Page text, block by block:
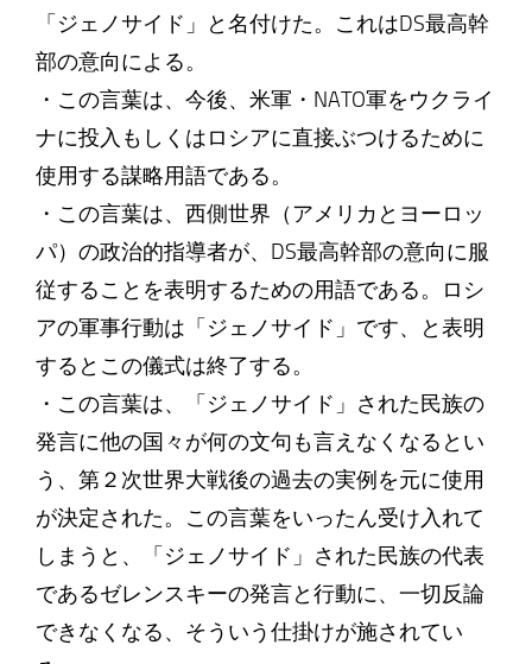
「ジェノサイド」と名付けた。これはDS最高幹
部の意向による。
・この言葉は、今後、米軍・NATO軍をウクライ
ナに投入もしくはロシアに直接ぶつけるために
使用する謀略用語である。
・この言葉は、西側世界（アメリカとヨーロッ
パ）の政治的指導者が、DS最高幹部の意向に服
従することを表明するための用語である。ロシ
アの軍事行動は「ジェノサイド」です、と表明
するとこの儀式は終了する。
・この言葉は、「ジェノサイド」された民族の
発言に他の国々が何の文句も言えなくなるとい
う、第２次世界大戦後の過去の実例を元に使用
が決定された。この言葉をいったん受け入れて
しまうと、「ジェノサイド」された民族の代表
であるゼレンスキーの発言と行動に、一切反論
できなくなる、そういう仕掛けが施されてい